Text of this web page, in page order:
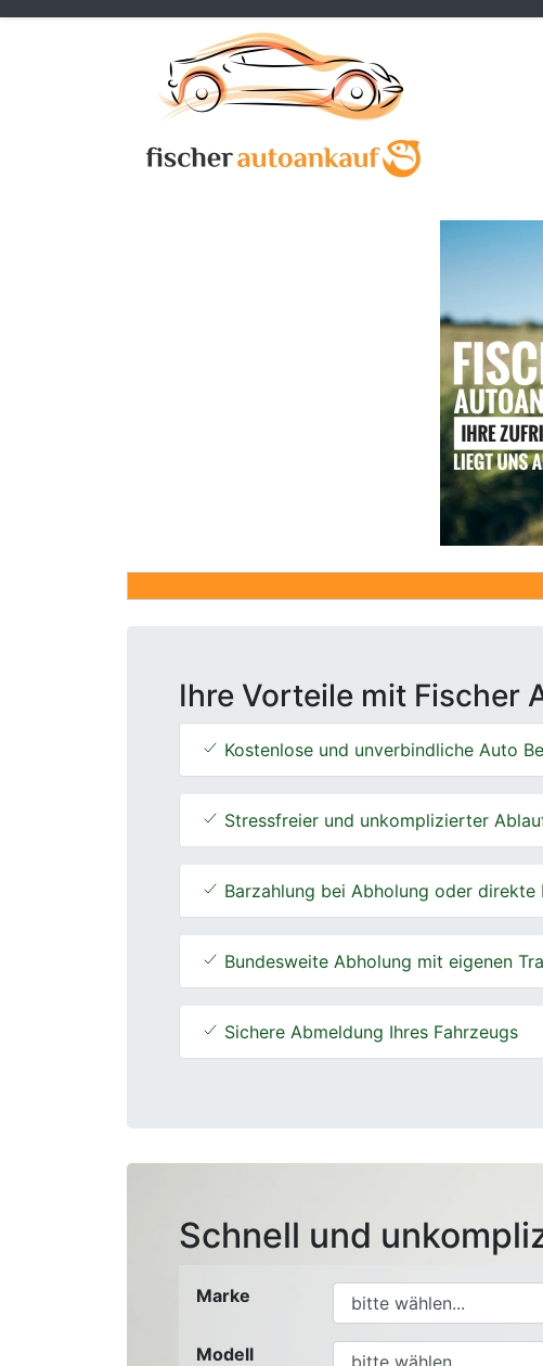
Ihre Vorteile mit Fischer
Kostenlose und unverbindliche Auto
Stressfreier und unkomplizierter
Barzahlung bei Abholung oder direkte
Bundesweite Abholung mit eigenen
Sichere Abmeldung Ihres Fahrzeugs
Schnell und
Marke
Modell